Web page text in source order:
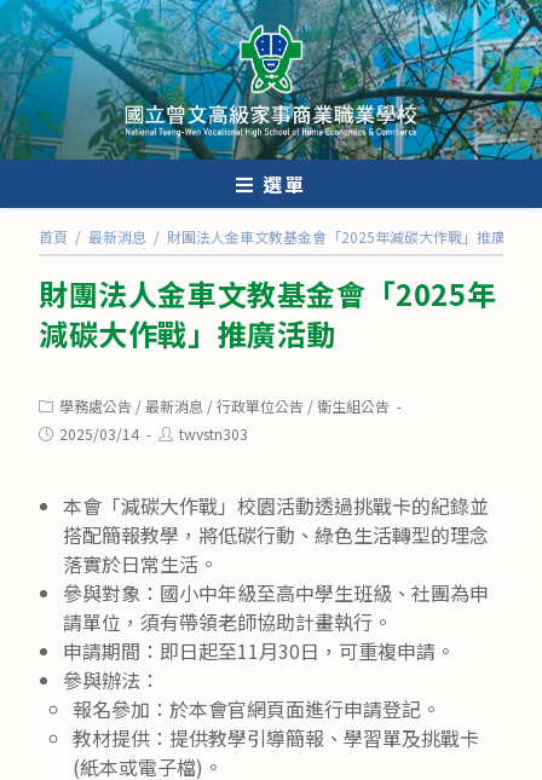
跳
轉
至
主
要
內
選單
首頁 / 最新消息 / 財團法人金車文教基金會「2025年減碳大作戰」推廣活動
財團法人金車文教基金會「2025年
減碳大作戰」推廣活動
Post
category:
學務處公告 /最新消息 /行政單位公告 /衛生組公告
Post2025/03/14
Posttwvstn303
本會「減碳大作戰」校園活動透過挑戰卡的紀錄並
搭配簡報教學，將低碳行動、綠色生活轉型的理念
落實於日常生活。
參與對象：國小中年級至高中學生班級、社團為申
請單位，須有帶領老師協助計畫執行。
申請期間：即日起至11月30日，可重複申請。
參與辦法：
報名參加：於本會官網頁面進行申請登記。
教材提供：提供教學引導簡報、學習單及挑戰卡
(紙本或電子檔)。